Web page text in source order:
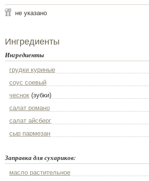
не указано
Ингредиенты
Ингредиенты
грудки куриные
соус соевый
чеснок (зубки)
салат романо
салат айсберг
сыр пармезан
Заправка для сухариков:
масло растительное